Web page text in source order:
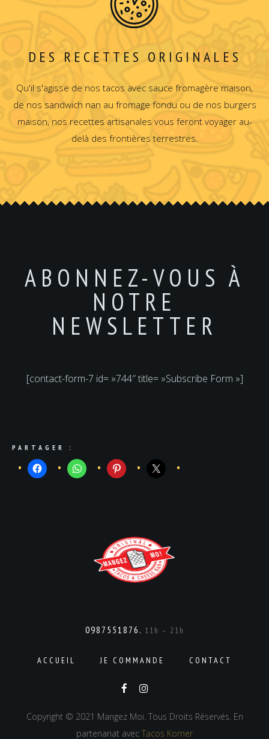
DES RECETTES ORIGINALES
Qu'il s'agisse de nos tacos avec sauce fromagère maison,
de nos sandwich nan au fromage fondu ou de nos burgers
maison, nos recettes artisanales vous feront voyager au-
delà des frontières terrestres.
ABONNEZ-VOUS À
NOTRE
NEWSLETTER
[contact-form-7 id= »744″ title= »Subscribe Form »]
PARTAGER :
0987551876. 11h – 21h
ACCUEIL JE COMMANDE CONTACT
Copyright © 2021 Mangez Moi. Tous Droits Réservés. En
partenariat avec Tacos Korner